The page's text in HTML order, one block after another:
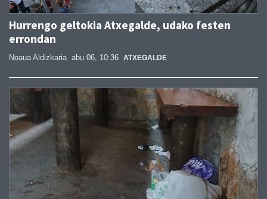
Hurrengo geltokia Atxegalde, udako festen
errondan
Noaua Aldizkaria abu 06, 10:36 ATXEGALDE